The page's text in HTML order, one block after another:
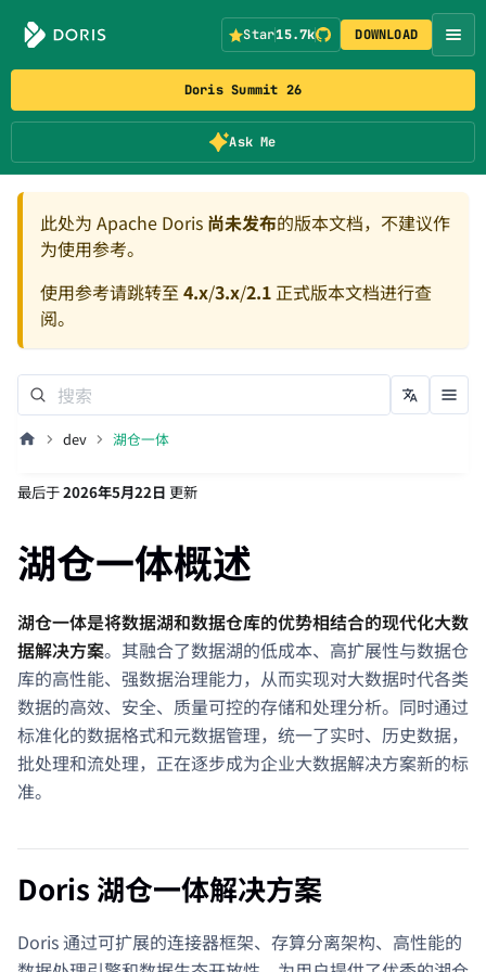
Doris Summit 26
Ask Me
Star15.7k DOWNLOAD
此处为 Apache Doris 尚未发布的版本文档，不建议作
为使用参考。
使用参考请跳转至 4.x/3.x/2.1正式版本文档进行查
阅。
dev 湖仓一体
最后于2026年5月22日 更新
湖仓一体概述
湖仓一体是将数据湖和数据仓库的优势相结合的现代化大数
据解决方案。其融合了数据湖的低成本、高扩展性与数据仓
库的高性能、强数据治理能力，从而实现对大数据时代各类
数据的高效、安全、质量可控的存储和处理分析。同时通过
标准化的数据格式和元数据管理，统一了实时、历史数据，
批处理和流处理，正在逐步成为企业大数据解决方案新的标
准。
Doris 湖仓一体解决方案
Doris 通过可扩展的连接器框架、存算分离架构、高性能的